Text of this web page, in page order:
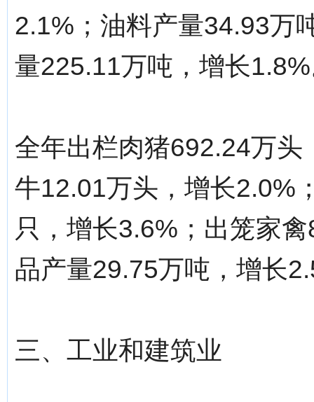
2.1%；油料产量34.93万
量225.11万吨，增长
全年出栏肉猪692.24万
牛12.01万头，增长2.0%
只，增长3.6%；出笼家
品产量29.75万吨，增长
三、工业和建筑业